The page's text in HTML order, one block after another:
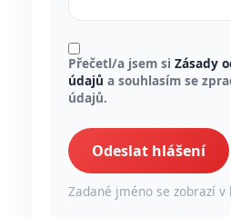
Přečetl/a jsem si Zásady
údajů a souhlasím se
údajů.
Odeslat hlášení
Zadané jméno se zobrazí v